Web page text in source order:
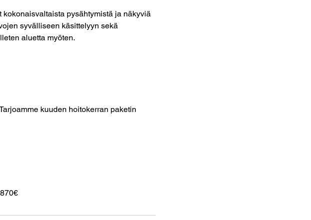
pysähtymistä ja näkyviä
syvälliseen käsittelyyn sekä
aluetta myöten.
kuuden hoitokerran paketin